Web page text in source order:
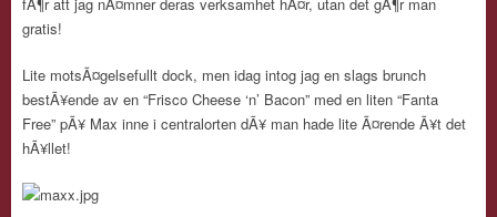
gratis!
Lite motsÃ¤gelsefullt dock, men idag intog jag en slags brunch
bestÃ¥ende av en “Frisco Cheese ‘n’ Bacon” med en liten “Fanta
Free” pÃ¥ Max inne i centralorten dÃ¥ man hade lite Ã¤rende Ã¥t det
hÃ¥llet!